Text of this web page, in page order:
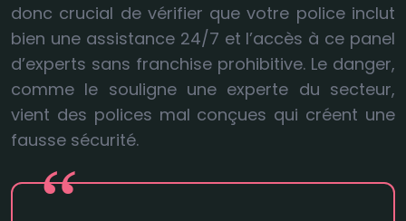
donc crucial de vérifier que votre police inclut
bien une assistance 24/7 et l’accès à ce panel
d’experts sans franchise prohibitive. Le danger,
comme le souligne une experte du secteur,
vient des polices mal conçues qui créent une
fausse sécurité.